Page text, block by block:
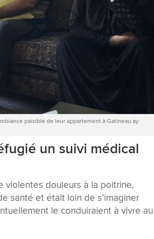
paisible de leur appartement à Gatineau ay
un suivi médical
violentes douleurs à la poitrine,
santé et était loin de s’imaginer
le conduiraient à vivre au